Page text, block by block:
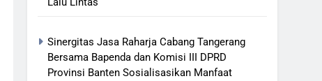
Sinergitas Jasa Raharja Cabang Tangerang
Bersama Bapenda dan Komisi III DPRD
Provinsi Banten Sosialisasikan Manfaat